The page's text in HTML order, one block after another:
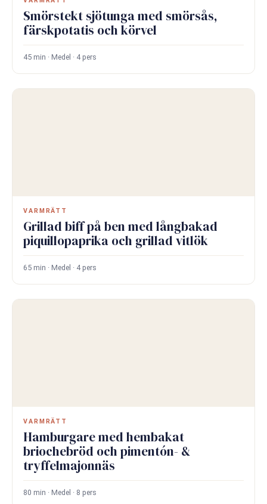
Smörstekt sjötunga med smörsås,
färskpotatis och körvel
45 min · Medel · 4 pers
VARMRÄTT
Grillad biff på ben med långbakad
piquillopaprika och grillad vitlök
65 min · Medel · 4 pers
VARMRÄTT
Hamburgare med hembakat
briochebröd och pimentón- &
tryffelmajonnäs
80 min · Medel · 8 pers